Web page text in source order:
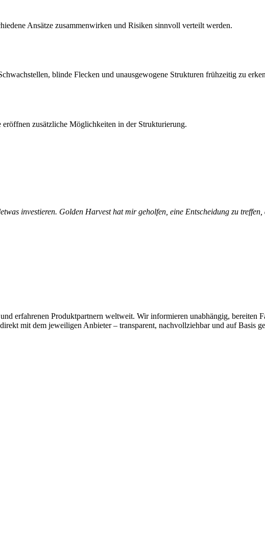
Ansätze zusammenwirken und Risiken sinnvoll verteilt werden.
blinde Flecken und unausgewogene Strukturen frühzeitig zu
zusätzliche Möglichkeiten in der Strukturierung.
investieren. Golden Harvest hat mir geholfen, eine Entscheidung zu
erfahrenen Produktpartnern weltweit. Wir informieren unabhängig, bereiten
mit dem jeweiligen Anbieter – transparent, nachvollziehbar und auf Basis